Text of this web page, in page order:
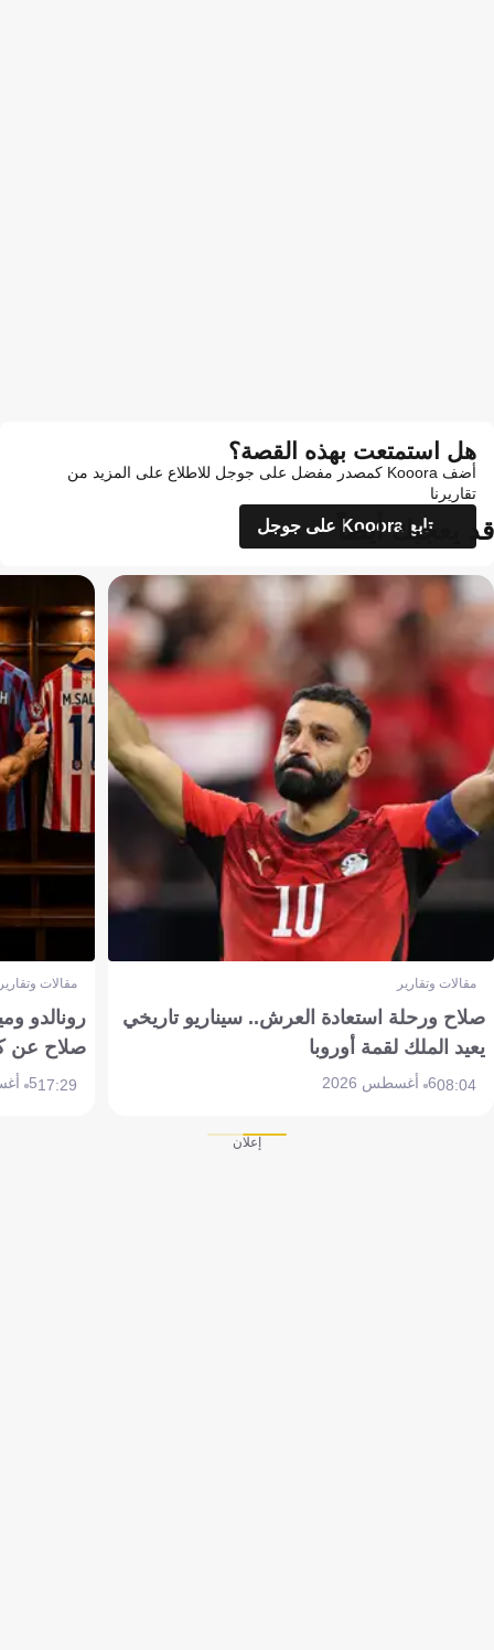
هل استمتعت بهذه القصة؟
أضف Kooora كمصدر مفضل على جوجل للاطلاع على المزيد من
تقاريرنا
تابع Kooora على جوجل
قد يعجبك أيضاً
مقالات وتقارير
صلاح ورحلة استعادة العرش.. سيناريو تاريخي
يعيد الملك لقمة أوروبا
08:046 أغسطس 2026
مقالات
رونالدو
صلاح عن
17:295 أغسطس 2026
إعلان